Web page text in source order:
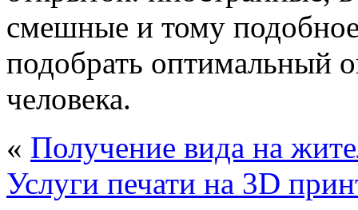
смешные и тому
подобрать оптимальный
человека.
« Получение вида на
Услуги печати на 3D